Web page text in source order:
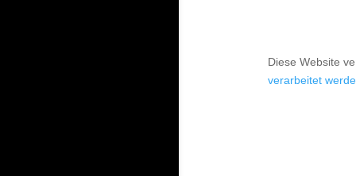
Diese Website
verarbeitet